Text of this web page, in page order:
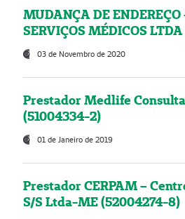
MUDANÇA DE
SERVIÇOS MÉDICOS
03 de Novembro de 2020
Prestador Medlife
(51004334-2)
01 de Janeiro de 2019
Prestador CERPAM –
S/S Ltda-ME (52004274-8)